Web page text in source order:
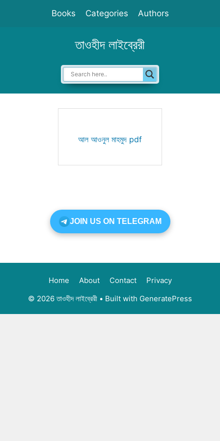
Books Categories Authors
তাওহীদ লাইব্রেরী
আল আওনুল মাহমুদ pdf
JOIN US ON TELEGRAM
Home About Contact
Privacy
© 2026 তাওহীদ লাইব্রেরী • Built with GeneratePress